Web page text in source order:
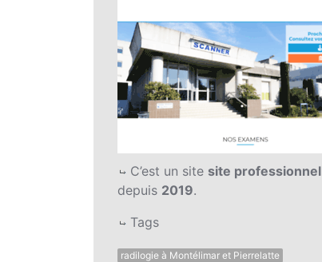
C’est un site site professionnel
depuis 2019.
Tags
radilogie à Montélimar et Pierrelatte